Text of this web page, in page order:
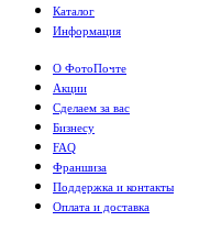
Каталог
Информация
О ФотоПочте
Акции
Сделаем за вас
Бизнесу
FAQ
Франшиза
Поддержка и контакты
Оплата и доставка